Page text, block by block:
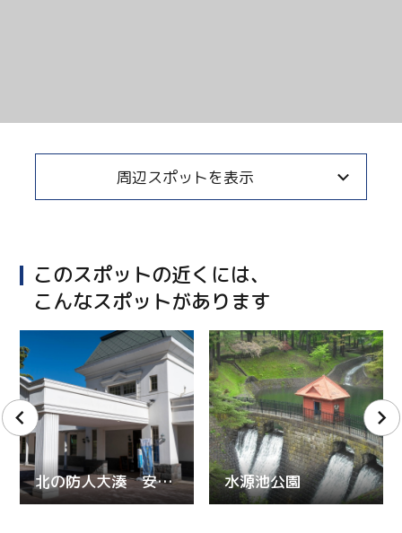
周辺スポットを表示
このスポットの近くには、
こんなスポットがあります
北の防人大湊 安渡館 水源池公園